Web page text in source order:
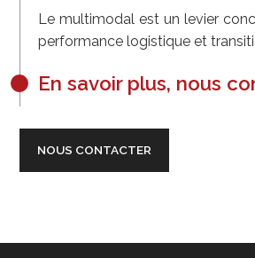
Le multimodal est un levier
performance logistique et
En savoir plus, nous
NOUS CONTACTER